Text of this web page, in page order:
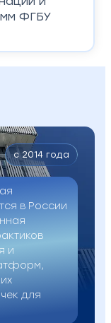
ФГБУ
c 2014 года
в России
и
для